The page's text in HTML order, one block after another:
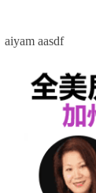
aiyam aasdf